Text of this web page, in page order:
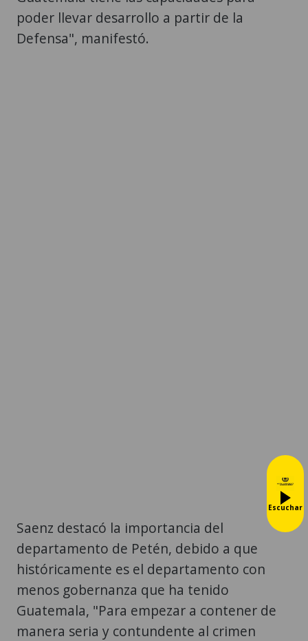
poder llevar desarrollo a partir de la
Defensa", manifestó.
Saenz destacó la importancia del
departamento de Petén, debido a que
históricamente es el departamento con
menos gobernanza que ha tenido
Guatemala, "Para empezar a contener de
manera seria y contundente al crimen
Escuchar